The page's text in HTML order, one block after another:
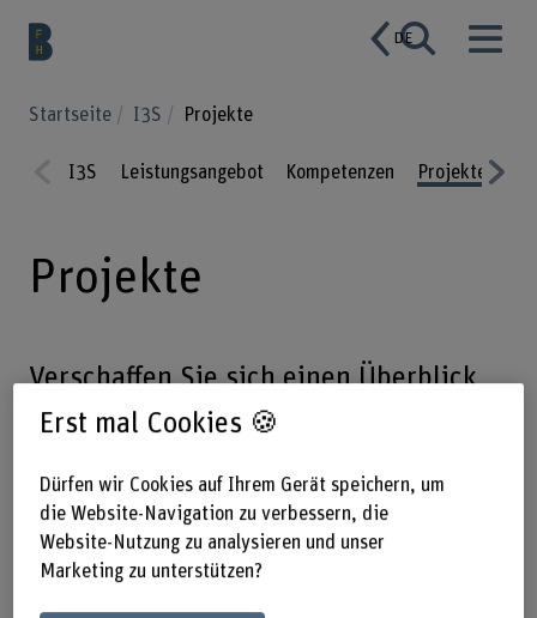
DE
Startseite I3S Projekte
ious
I3S Leistungsangebot Kompetenzen Projekte
Projekte
Verschaffen Sie sich einen Überblick
über unsere laufenden und
Entwicklungsprojekte. Die
interdisziplinären Forscherteams
bestehen aus Mitarbeitenden der
Erst mal Cookies 🍪
Dürfen wir Cookies auf Ihrem Gerät speichern, um
die Website-Navigation zu verbessern, die
Website-Nutzung zu analysieren und unser
Marketing zu unterstützen?